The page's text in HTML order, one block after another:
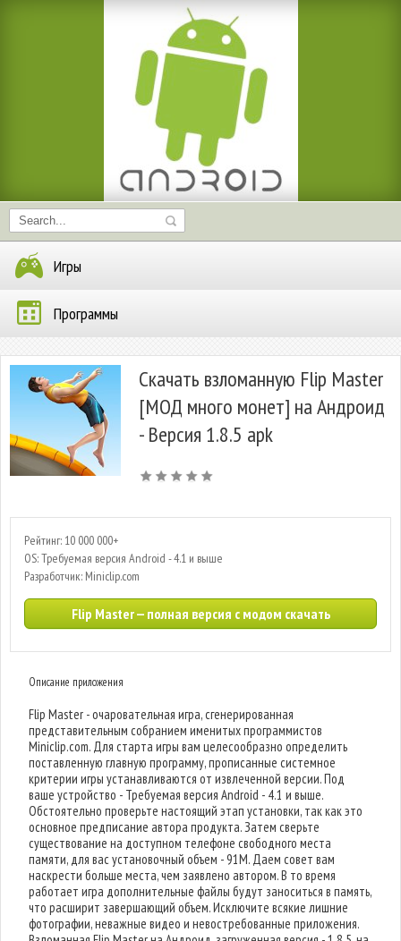
Игры
Программы
Скачать взломанную Flip Master
[МОД много монет] на Андроид
- Версия 1.8.5 apk
Рейтинг: 10 000 000+
OS: Требуемая версия Android - 4.1 и выше
Разработчик: Miniclip.com
Flip Master — полная версия с модом скачать
Описание приложения
Flip Master - очаровательная игра, сгенерированная
представительным собранием именитых программистов
Miniclip.com. Для старта игры вам целесообразно определить
поставленную главную программу, прописанные системное
критерии игры устанавливаются от извлеченной версии. Под
ваше устройство - Требуемая версия Android - 4.1 и выше.
Обстоятельно проверьте настоящий этап установки, так как это
основное предписание автора продукта. Затем сверьте
существование на доступном телефоне свободного места
памяти, для вас установочный объем - 91M. Даем совет вам
наскрести больше места, чем заявлено автором. В то время
работает игра дополнительные файлы будут заноситься в память,
что расширит завершающий объем. Исключите всякие лишние
фотографии, неважные видео и невостребованные приложения.